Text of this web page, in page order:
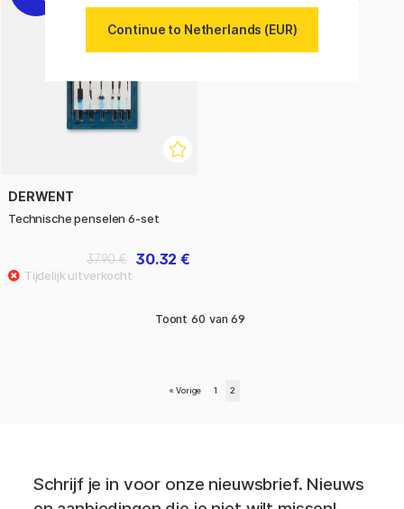
DERWENT
Technische penselen 6-set
30.32 €
37.90 €
Toont 60 van 69
« Vorige 1 2
Schrijf je in voor onze nieuwsbrief. Nieuws
Continue to Netherlands (EUR)